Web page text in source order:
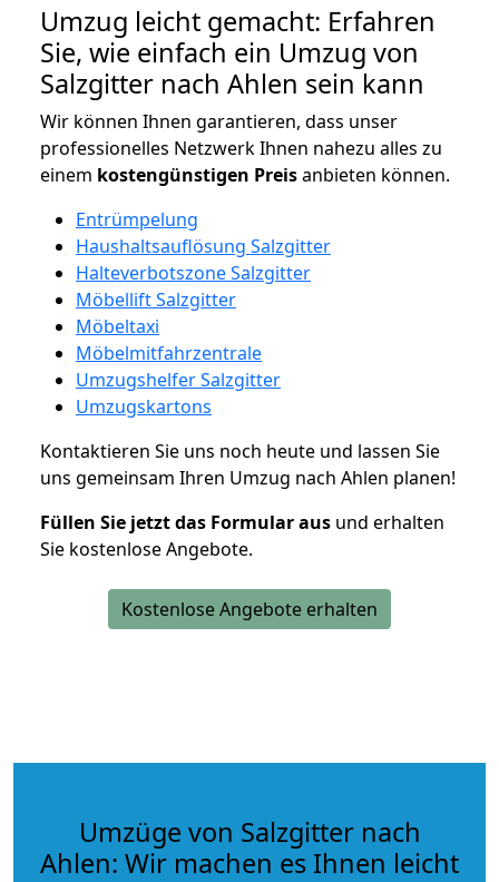
Umzug leicht gemacht: Erfahren
Sie, wie einfach ein Umzug von
Salzgitter nach Ahlen sein kann
Wir können Ihnen garantieren, dass unser
professionelles Netzwerk Ihnen nahezu alles zu
einem kostengünstigen Preisanbieten können.
Entrümpelung
Haushaltsauflösung Salzgitter
Halteverbotszone Salzgitter
Möbellift Salzgitter
Möbeltaxi
Möbelmitfahrzentrale
Umzugshelfer Salzgitter
Umzugskartons
Kontaktieren Sie uns noch heute und lassen Sie
uns gemeinsam Ihren Umzug nach Ahlen planen!
Füllen Sie jetzt das Formular aus und erhalten
Sie kostenlose Angebote.
Kostenlose Angebote erhalten
Umzüge von Salzgitter nach
Ahlen: Wir machen es Ihnen leicht